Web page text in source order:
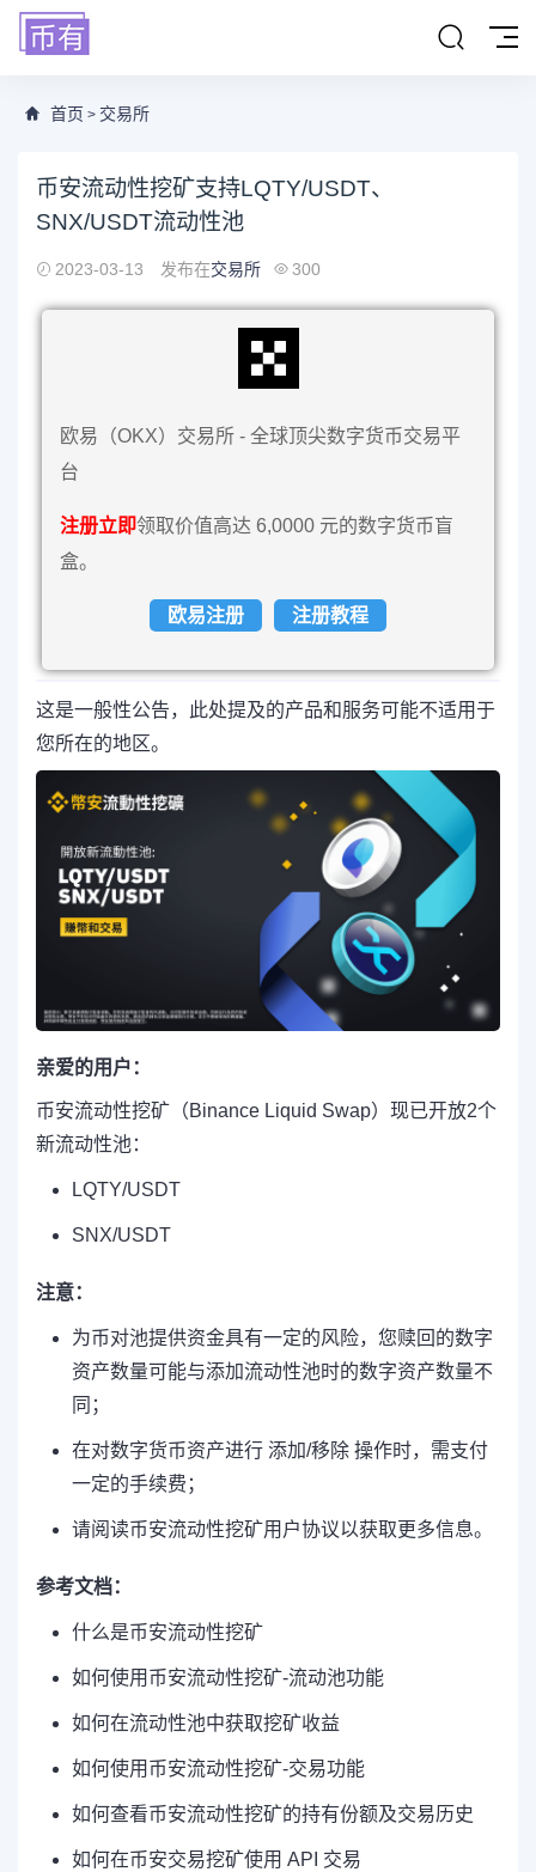
首页 > 交易所
币安流动性挖矿支持LQTY/USDT、
SNX/USDT流动性池
2023-03-13 发布在交易所 300
欧易（OKX）交易所 - 全球顶尖数字货币交易平
台
注册立即领取价值高达 6,0000 元的数字货币盲
盒。
欧易注册 注册教程
这是一般性公告，此处提及的产品和服务可能不适用于
您所在的地区。
亲爱的用户：
币安流动性挖矿（Binance Liquid Swap）现已开放2个
新流动性池：
LQTY/USDT
SNX/USDT
注意：
为币对池提供资金具有一定的风险，您赎回的数字
资产数量可能与添加流动性池时的数字资产数量不
同；
在对数字货币资产进行 添加/移除 操作时，需支付
一定的手续费；
请阅读币安流动性挖矿用户协议以获取更多信息。
参考文档：
什么是币安流动性挖矿
如何使用币安流动性挖矿-流动池功能
如何在流动性池中获取挖矿收益
如何使用币安流动性挖矿-交易功能
如何查看币安流动性挖矿的持有份额及交易历史
如何在币安交易挖矿使用 API 交易